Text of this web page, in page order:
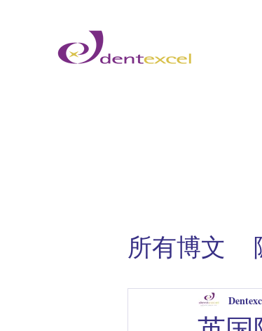
所有博文
隐适美